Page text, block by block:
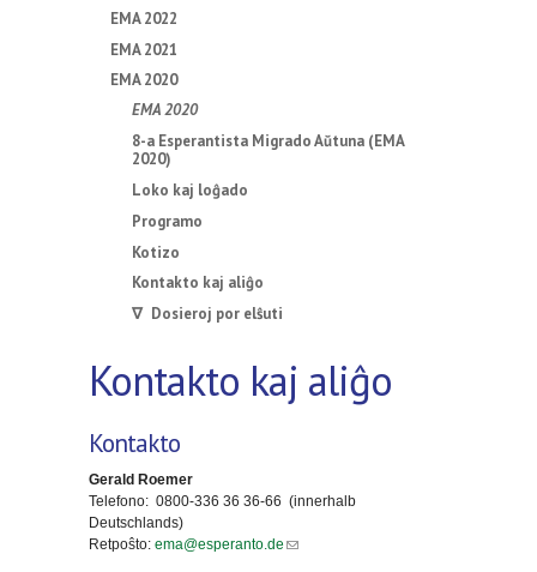
EMA 2022
EMA 2021
EMA 2020
EMA 2020
8-a Esperantista Migrado Aŭtuna (EMA
2020)
Loko kaj loĝado
Programo
Kotizo
Kontakto kaj aliĝo
∇ Dosieroj por elŝuti
Kontakto kaj aliĝo
Kontakto
Gerald Roemer
Telefono: 0800-336 36 36-66 (innerhalb
Deutschlands)
Retpoŝto: ema@esperanto.de (link sends e-mail)